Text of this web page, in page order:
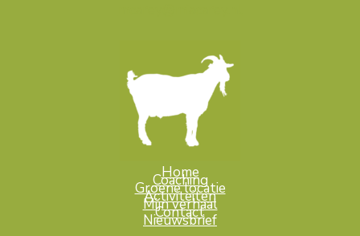
Home
Coaching
Groene locatie
Activiteiten
Mijn verhaal
Contact
Nieuwsbrief